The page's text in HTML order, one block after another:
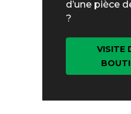
d’une pièce
?
VISITE